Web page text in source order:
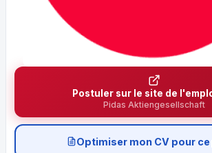
Postuler sur le site de
Pidas Aktiengesellschaft
Optimiser mon CV pour